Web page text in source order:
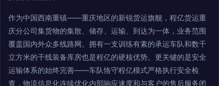
作为中国西南重镇——重庆地区的新锐货运旗舰，程亿货运重
庆分公司集货物的集散、储存、运输、到达为一体，业务范围
覆盖国内外众多线路网。拥有一支训练有素的承运车队和数千
立方米的干线装备库房也是程亿的硬核优势。更关键的是安全
运输体系的始终完善——车队恪守程亿模式严格执行安全检
查，物流信息化连续优化内部响应速度和与客户的售后服务闭